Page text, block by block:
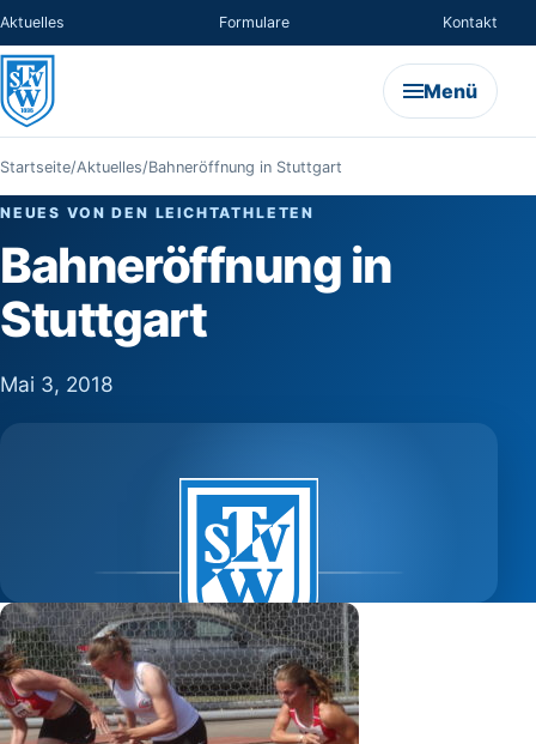
Aktuelles Formulare Kontakt
Menü
Startseite/Aktuelles/Bahneröffnung in Stuttgart
NEUES VON DEN LEICHTATHLETEN
Bahneröffnung in
Stuttgart
Mai 3, 2018